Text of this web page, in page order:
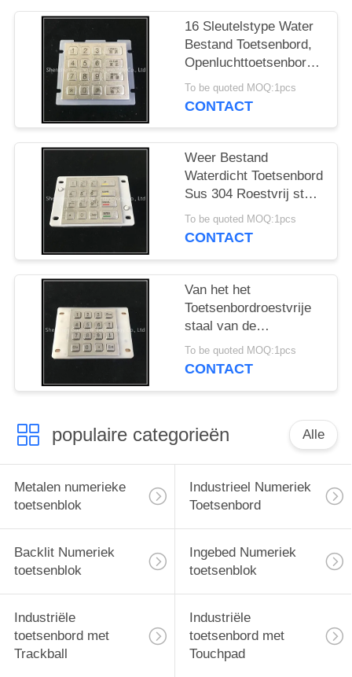
16 Sleutelstype Water
Bestand Toetsenbord,
Openluchttoetsenbord
voor het Laden van
Post
To be quoted MOQ:1pcs
CONTACT
Weer Bestand
Waterdicht Toetsenbord
Sus 304 Roestvrij staal
met Rubberknopen
To be quoted MOQ:1pcs
CONTACT
Van het het
Toetsenbordroestvrije
staal van de
Usbinterface de
Waterdichte Digitale
To be quoted MOQ:1pcs
CONTACT
populaire categorieën Alle
Metalen numerieke
toetsenblok
Industrieel Numeriek
Toetsenbord
Backlit Numeriek
toetsenblok
Ingebed Numeriek
toetsenblok
Industriële
toetsenbord met
Trackball
Industriële
toetsenbord met
Touchpad